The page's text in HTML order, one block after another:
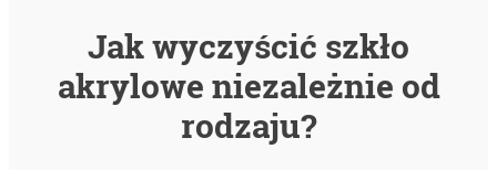
Jak wyczyścić szkło
akrylowe niezależnie od
rodzaju?